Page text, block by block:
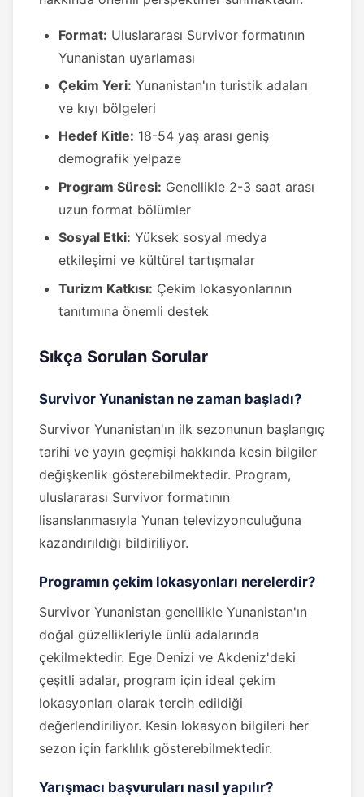
Format: Uluslararası Survivor formatının
Yunanistan uyarlaması
Çekim Yeri: Yunanistan'ın turistik adaları
ve kıyı bölgeleri
Hedef Kitle: 18-54 yaş arası geniş
demografik yelpaze
Program Süresi: Genellikle 2-3 saat arası
uzun format bölümler
Sosyal Etki: Yüksek sosyal medya
etkileşimi ve kültürel tartışmalar
Turizm Katkısı: Çekim lokasyonlarının
tanıtımına önemli destek
Sıkça Sorulan Sorular
Survivor Yunanistan ne zaman başladı?
Survivor Yunanistan'ın ilk sezonunun başlangıç
tarihi ve yayın geçmişi hakkında kesin bilgiler
değişkenlik gösterebilmektedir. Program,
uluslararası Survivor formatının
lisanslanmasıyla Yunan televizyonculuğuna
kazandırıldığı bildiriliyor.
Programın çekim lokasyonları nerelerdir?
Survivor Yunanistan genellikle Yunanistan'ın
doğal güzellikleriyle ünlü adalarında
çekilmektedir. Ege Denizi ve Akdeniz'deki
çeşitli adalar, program için ideal çekim
lokasyonları olarak tercih edildiği
değerlendiriliyor. Kesin lokasyon bilgileri her
sezon için farklılık gösterebilmektedir.
Yarışmacı başvuruları nasıl yapılır?